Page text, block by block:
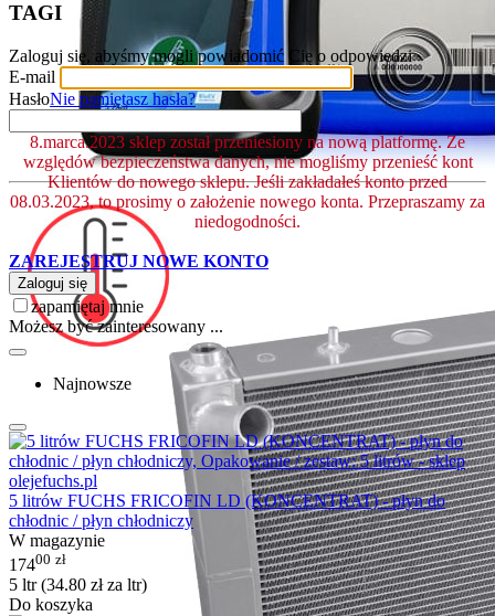
TAGI
Zaloguj się, abyśmy mogli powiadomić Cię o odpowiedzi
E-mail
HasłoNie pamiętasz hasła?
8.marca.2023 sklep został przeniesiony na nową platformę. Ze
względów bezpieczeństwa danych, nie mogliśmy przenieść kont
Klientów do nowego sklepu. Jeśli zakładałeś konto przed
08.03.2023, to prosimy o założenie nowego konta. Przepraszamy za
niedogodności.
ZAREJESTRUJ NOWE KONTO
Zaloguj się
zapamiętaj mnie
Możesz być zainteresowany ...
Najnowsze
5 litrów FUCHS FRICOFIN LD (KONCENTRAT) - płyn do
chłodnic / płyn chłodniczy
W magazynie
17400 zł
5 ltr (34.80 złza ltr)
Do koszyka